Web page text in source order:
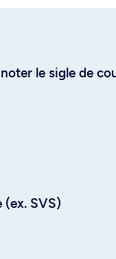
le sigle de
(ex. SVS)